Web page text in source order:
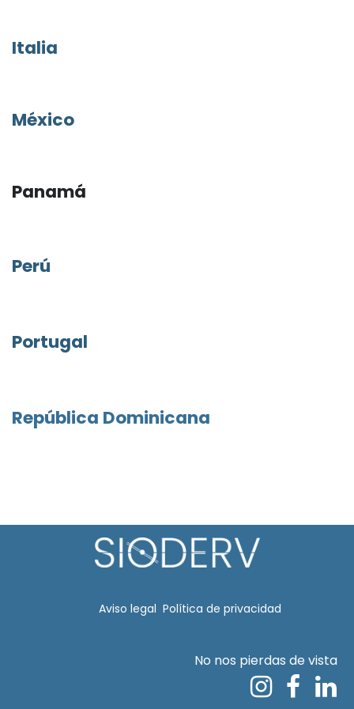
Italia
México
Panamá
Perú
Portugal
República Dominicana
Aviso legal​ Política de privacidad
No nos pierdas de vista